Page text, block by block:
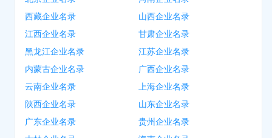
西藏企业名录
山西企业名录
江西企业名录
甘肃企业名录
黑龙江企业名录
江苏企业名录
内蒙古企业名录
广西企业名录
云南企业名录
上海企业名录
陕西企业名录
山东企业名录
广东企业名录
贵州企业名录